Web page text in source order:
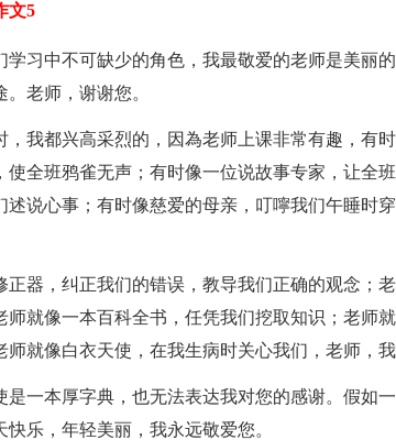
文5
学习中不可缺少的角色，我最敬爱的老师是美丽
老师，谢谢您。
，我都兴高采烈的，因為老师上课非常有趣，有
使全班鸦雀无声；有时像一位说故事专家，让全
述说心事；有时像慈爱的母亲，叮嚀我们午睡时
正器，纠正我们的错误，教导我们正确的观念；
师就像一本百科全书，任凭我们挖取知识；老师
师就像白衣天使，在我生病时关心我们，老师，我
是一本厚字典，也无法表达我对您的感谢。假如
快乐，年轻美丽，我永远敬爱您。